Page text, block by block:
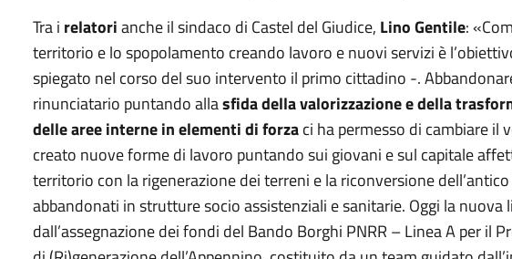
Tra i relatorianche il sindaco di Castel del Giudice, Lino Gentile:
territorio e lo spopolamento creando lavoro e nuovi servizi è
spiegato nel corso del suo intervento il primo cittadino -.
rinunciatario puntando allasfida della valorizzazione e della
delle aree interne in elementi di forzaci ha permesso di cambiare il
creato nuove forme di lavoro puntando sui giovani e sul capitale
territorio con la rigenerazione dei terreni e la riconversione
abbandonati in strutture socio assistenziali e sanitarie. Oggi la nuova
dall’assegnazione dei fondi del Bando Borghi PNRR – Linea A per il